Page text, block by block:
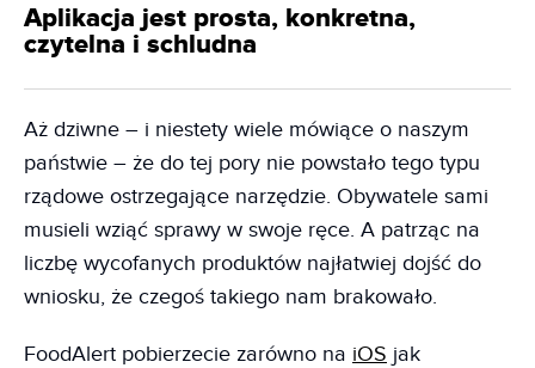
Aplikacja jest prosta, konkretna,
czytelna i schludna
Aż dziwne – i niestety wiele mówiące o naszym
państwie – że do tej pory nie powstało tego typu
rządowe ostrzegające narzędzie. Obywatele sami
musieli wziąć sprawy w swoje ręce. A patrząc na
liczbę wycofanych produktów najłatwiej dojść do
wniosku, że czegoś takiego nam brakowało.
FoodAlert pobierzecie zarówno na iOS jak